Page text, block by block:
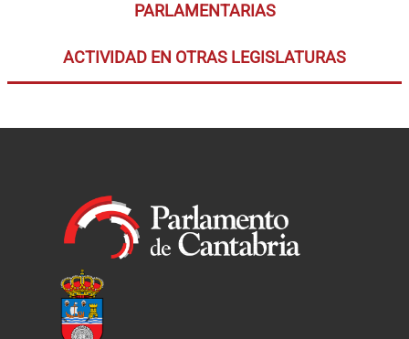
PARLAMENTARIAS
ACTIVIDAD EN OTRAS LEGISLATURAS